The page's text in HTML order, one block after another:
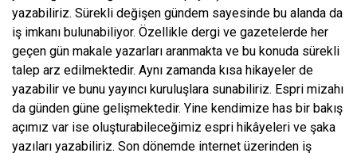
yazabiliriz. Sürekli değişen gündem sayesinde bu alanda da
iş imkanı bulunabiliyor. Özellikle dergi ve gazetelerde her
geçen gün makale yazarları aranmakta ve bu konuda sürekli
talep arz edilmektedir. Aynı zamanda kısa hikayeler de
yazabilir ve bunu yayıncı kuruluşlara sunabiliriz. Espri mizahı
da günden güne gelişmektedir. Yine kendimize has bir bakış
açımız var ise oluşturabileceğimiz espri hikâyeleri ve şaka
yazıları yazabiliriz. Son dönemde internet üzerinden iş